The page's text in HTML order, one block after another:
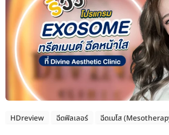
HDreview ฉีดฟิลเลอร์ ฉีดเมโส